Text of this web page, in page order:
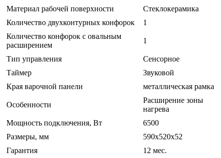
Материал рабочей поверхности
Стеклокерамика
Количество двухконтурных конфорок
1
Количество конфорок с овальным
расширением
1
Тип управления
Сенсорное
Таймер
Звуковой
Края варочной панели
металлическая рамка
Особенности
Расширение зоны
нагрева
Мощность подключения, Вт
6500
Размеры, мм
590х520х52
Гарантия
12 мес.